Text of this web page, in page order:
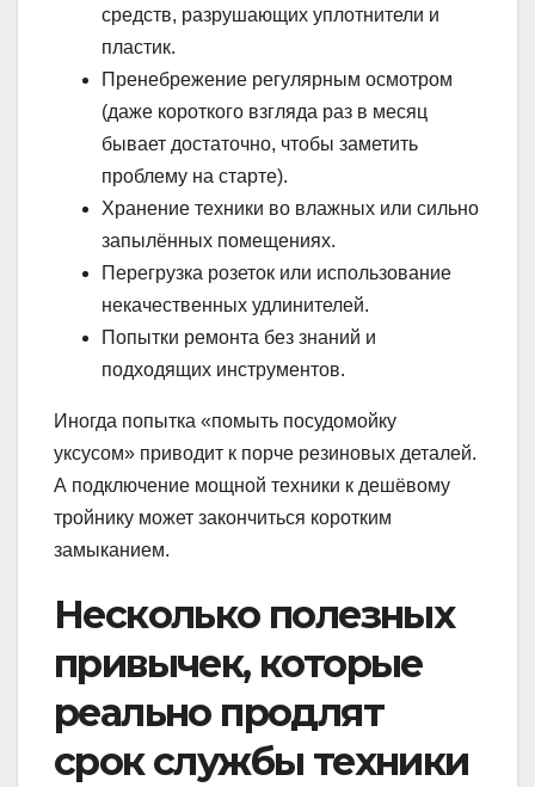
средств, разрушающих уплотнители и
пластик.
Пренебрежение регулярным осмотром
(даже короткого взгляда раз в месяц
бывает достаточно, чтобы заметить
проблему на старте).
Хранение техники во влажных или сильно
запылённых помещениях.
Перегрузка розеток или использование
некачественных удлинителей.
Попытки ремонта без знаний и
подходящих инструментов.
Иногда попытка «помыть посудомойку
уксусом» приводит к порче резиновых деталей.
А подключение мощной техники к дешёвому
тройнику может закончиться коротким
замыканием.
Несколько полезных
привычек, которые
реально продлят
срок службы техники